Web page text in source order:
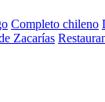
Completo chileno
Zacarías